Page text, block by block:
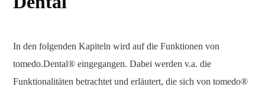
In den folgenden Kapiteln wird auf die Funktionen von
tomedo.Dental® eingegangen. Dabei werden v.a. die
Funktionalitäten betrachtet und erläutert, die sich von tomedo®